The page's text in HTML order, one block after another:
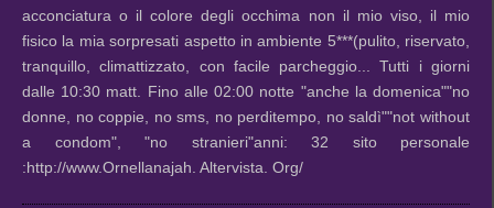
acconciatura o il colore degli occhima non il mio viso, il mio
fisico la mia sorpresati aspetto in ambiente 5***(pulito, riservato,
tranquillo, climattizzato, con facile parcheggio... Tutti i giorni
dalle 10:30 matt. Fino alle 02:00 notte "anche la domenica""no
donne, no coppie, no sms, no perditempo, no saldì""not without
a condom", "no stranieri"anni: 32 sito personale
:http://www.Ornellanajah. Altervista. Org/